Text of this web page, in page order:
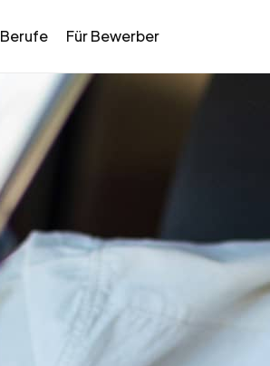
Berufe Für Bewerber